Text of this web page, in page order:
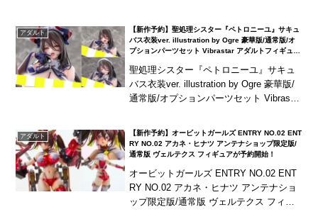
アダルト
【新作予約】聖処理シスター『ペトロニーユ』サキュ
バス衣装ver. illustration by Ogre 豪華版/通常版/オ
プションパーツセット Vibrastar アダルトフィギュア
聖処理シスター『ペトロニーユ』サキュ
バス衣装ver. illustration by Ogre 豪華版/
通常版/オプションパーツセット Vibrastar
アダルト
【新作予約】オービットガールズ ENTRY NO.02 ENT
RY NO.02 アカネ・ヒナツ アンテナショップ限定版/
通常版 ヴェルテクス フィギュアが予約開始！
オービットガールズ ENTRY NO.02 ENT
RY NO.02 アカネ・ヒナツ アンテナショ
ップ限定版/通常版 ヴェルテクス フィギ